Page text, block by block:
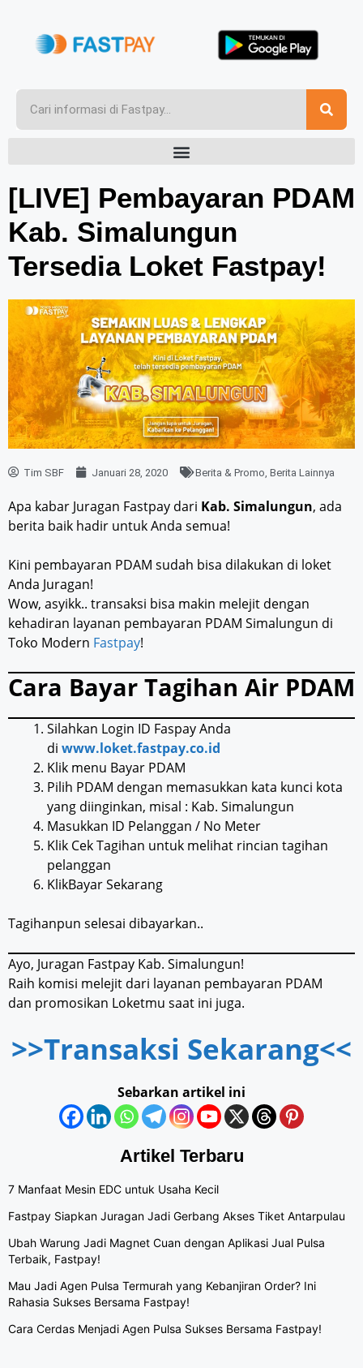
[LIVE] Pembayaran PDAM
Kab. Simalungun
Tersedia Loket Fastpay!
Tim SBF Januari 28, 2020 Berita & Promo Berita Lainnya
Apa kabar Juragan Fastpay dari Kab. Simalungun, ada
berita baik hadir untuk Anda semua!
Kini pembayaran PDAM sudah bisa dilakukan di loket
Anda Juragan!
Wow, asyikk.. transaksi bisa makin melejit dengan
kehadiran layanan pembayaran PDAM Simalungun di
Toko Modern Fastpay!
Cara Bayar Tagihan Air PDAM
Silahkan Login ID Faspay Anda
di www.loket.fastpay.co.id
Klik menu Bayar PDAM
Pilih PDAM dengan memasukkan kata kunci kota
yang diinginkan, misal : Kab. Simalungun
Masukkan ID Pelanggan / No Meter
Klik Cek Tagihan untuk melihat rincian tagihan
pelanggan
KlikBayar Sekarang
Tagihanpun selesai dibayarkan..
Ayo, Juragan Fastpay Kab. Simalungun!
Raih komisi melejit dari layanan pembayaran PDAM
dan promosikan Loketmu saat ini juga.
>>Transaksi Sekarang<<
Sebarkan artikel ini
Artikel Terbaru
7 Manfaat Mesin EDC untuk Usaha Kecil
Fastpay Siapkan Juragan Jadi Gerbang Akses Tiket Antarpulau
Ubah Warung Jadi Magnet Cuan dengan Aplikasi Jual Pulsa
Terbaik, Fastpay!
Mau Jadi Agen Pulsa Termurah yang Kebanjiran Order? Ini
Rahasia Sukses Bersama Fastpay!
Cara Cerdas Menjadi Agen Pulsa Sukses Bersama Fastpay!